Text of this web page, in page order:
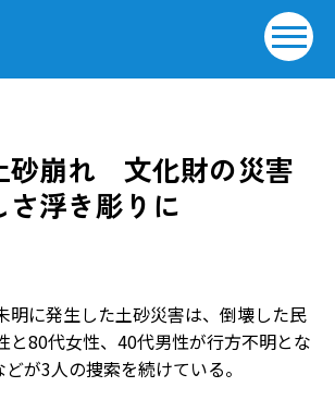
砂崩れ 文化財の災害
浮き彫りに
明に発生した土砂災害は、倒壊した民
と80代女性、40代男性が行方不明とな
が3人の捜索を続けている。